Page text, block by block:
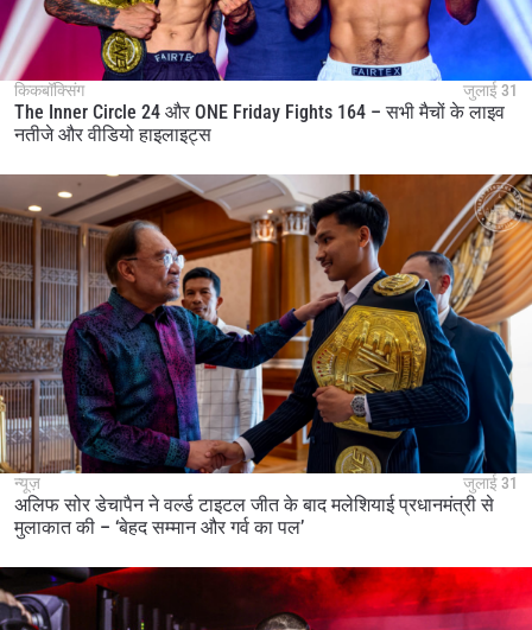
किकबॉक्सिंग जुलाई 31
The Inner Circle 24 और ONE Friday Fights 164 – सभी मैचों के लाइव
नतीजे और वीडियो हाइलाइट्स
न्यूज़ जुलाई 31
अलिफ सोर डेचापैन ने वर्ल्ड टाइटल जीत के बाद मलेशियाई प्रधानमंत्री से
मुलाकात की – ‘बेहद सम्मान और गर्व का पल’